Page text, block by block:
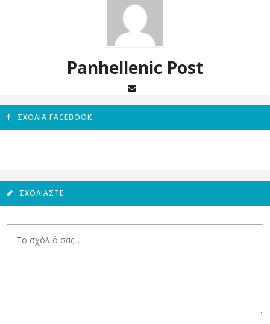
Panhellenic Post
ΣΧΌΛΙΑ FACEBOOK
ΣΧΟΛΙΆΣΤΕ